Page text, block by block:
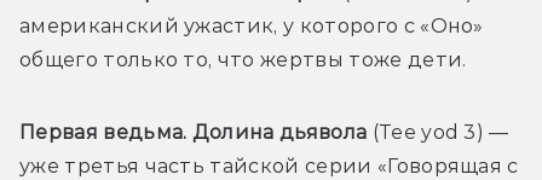
американский ужастик, у которого с «Оно»
общего только то, что жертвы тоже дети.
Первая ведьма. Долина дьявола (Tee yod 3) —
уже третья часть тайской серии «Говорящая с